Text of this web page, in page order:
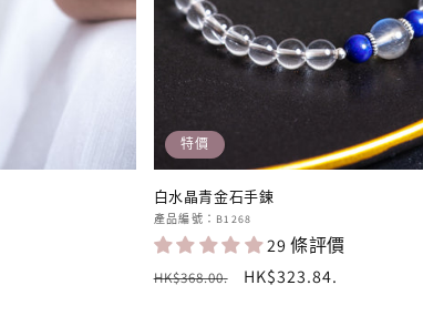
特價
白水晶青金石手鍊
廠
商：
產品編號：B1268
29 條評價
定
HK$368.00.
售
HK$323.84.